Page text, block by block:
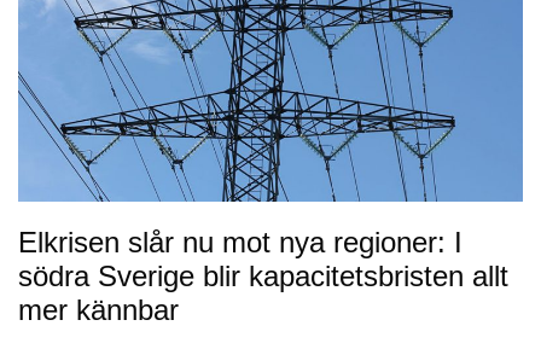
Elkrisen slår nu mot nya regioner: I
södra Sverige blir kapacitetsbristen allt
mer kännbar